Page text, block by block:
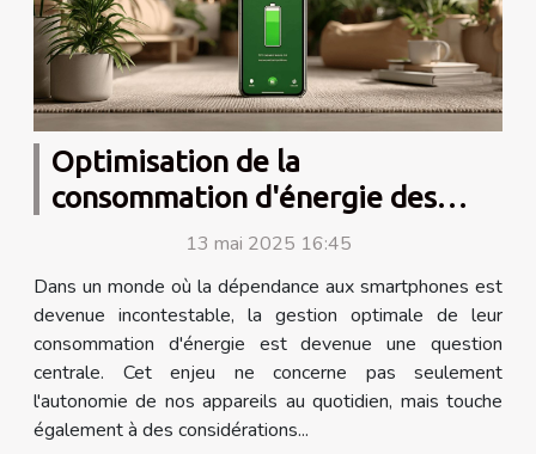
Optimisation de la
consommation d'énergie des
smartphones conseils pratiques
et applications utiles
13 mai 2025 16:45
Dans un monde où la dépendance aux smartphones est
devenue incontestable, la gestion optimale de leur
consommation d'énergie est devenue une question
centrale. Cet enjeu ne concerne pas seulement
l'autonomie de nos appareils au quotidien, mais touche
également à des considérations...